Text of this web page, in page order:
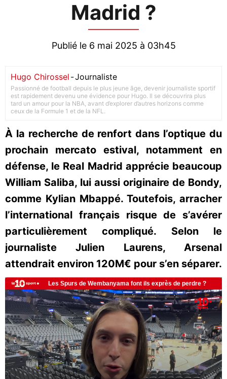
Madrid ?
Publié le 6 mai 2025 à 03h45
Hugo Chirossel -Journaliste
Passionné de football depuis le plus jeune âge, devenir journaliste sportif
est rapidement devenu une évidence pour Hugo. Il se découvrira plus
tard un amour pour la NBA, avant d’explorer d’autres horizons comme
ceux de la Formule 1 et de la NFL.
À la recherche de renfort dans l’optique du
prochain mercato estival, notamment en
défense, le Real Madrid apprécie beaucoup
William Saliba, lui aussi originaire de Bondy,
comme Kylian Mbappé. Toutefois, arracher
l’international français risque de s’avérer
particulièrement compliqué. Selon le
journaliste Julien Laurens, Arsenal
attendrait environ 120M€ pour s’en séparer.